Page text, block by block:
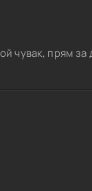
чувак, прям